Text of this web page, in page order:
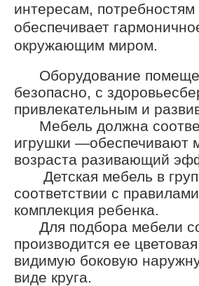
интересам,
обеспечивает
окружающим миром.
Оборудование
безопасно, с
привлекательным и
Мебель должна
игрушки —обеспечивают
возраста разивающий
Детская мебель в
соответствии с
комплекция ребенка.
Для подбора мебели
производится ее
видимую боковую
виде круга.